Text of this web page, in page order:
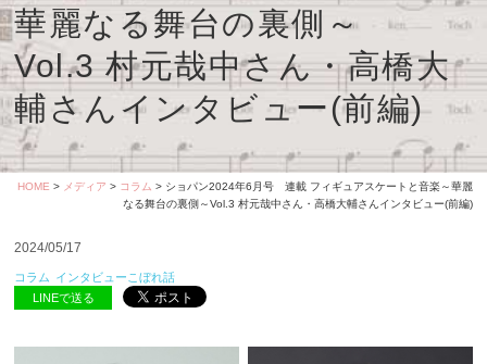
華麗なる舞台の裏側～
Vol.3 村元哉中さん・高橋大
輔さんインタビュー(前編)
HOME > メディア > コラム > ショパン2024年6月号 連載 フィギュアスケートと音楽～華麗
なる舞台の裏側～Vol.3 村元哉中さん・高橋大輔さんインタビュー(前編)
2024/05/17
コラム インタビューこぼれ話
LINEで送る